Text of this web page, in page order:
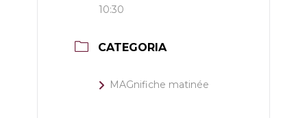
10:30
CATEGORIA
MAGnifiche matinée